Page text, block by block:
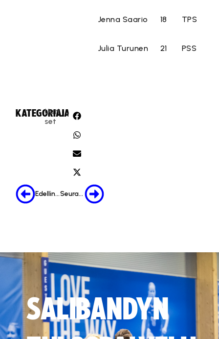
Jenna Saario 18 TPS
Julia Turunen 21 PSS
KATEGORIA:
Uuti
set
JAA:
Edellinen Seuraava
SALIBANDYN